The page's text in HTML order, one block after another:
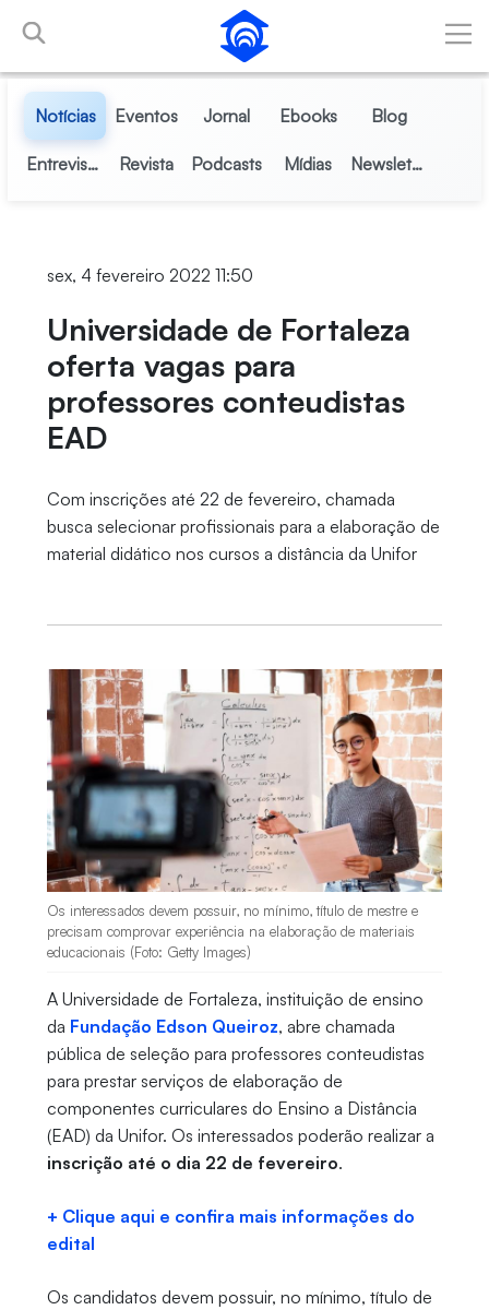
Pular para o Conteúdo principal
Notícias Eventos Jornal Ebooks Blog
Entrevistas Revista Podcasts Mídias Newsletter
sex, 4 fevereiro 2022 11:50
Universidade de Fortaleza
oferta vagas para
professores conteudistas
EAD
Com inscrições até 22 de fevereiro, chamada
busca selecionar profissionais para a elaboração de
material didático nos cursos a distância da Unifor
Os interessados devem possuir, no mínimo, título de mestre e
precisam comprovar experiência na elaboração de materiais
educacionais (Foto: Getty Images)
A Universidade de Fortaleza, instituição de ensino
da Fundação Edson Queiroz, abre chamada
pública de seleção para professores conteudistas
para prestar serviços de elaboração de
componentes curriculares do Ensino a Distância
(EAD) da Unifor. Os interessados poderão realizar a
inscrição até o dia 22 de fevereiro.
+ Clique aqui e confira mais informações do
edital
Os candidatos devem possuir, no mínimo, título de